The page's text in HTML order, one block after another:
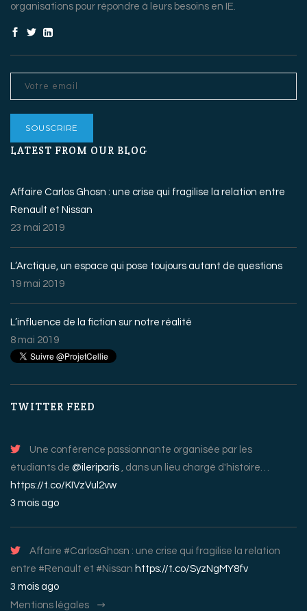
organisations pour répondre à leurs besoins en IE.
LATEST FROM OUR BLOG
Affaire Carlos Ghosn : une crise qui fragilise la relation entre
Renault et Nissan
23 mai 2019
L’Arctique, un espace qui pose toujours autant de questions
19 mai 2019
L’influence de la fiction sur notre réalité
8 mai 2019
TWITTER FEED
Une conférence passionnante organisée par les
étudiants de @ileriparis , dans un lieu chargé d'histoire…
https://t.co/KIVzVul2vw
3 mois ago
Affaire #CarlosGhosn : une crise qui fragilise la relation
entre #Renault et #Nissan https://t.co/SyzNgMY8fv
3 mois ago
Mentions légales